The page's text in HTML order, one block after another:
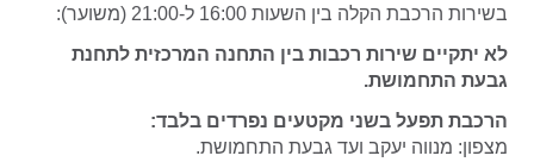
בשירות הרכבת הקלה בין השעות 16:00 ל-21:00 (משוער):
לא יתקיים שירות רכבות בין התחנה המרכזית לתחנת
גבעת התחמושת.
הרכבת תפעל בשני מקטעים נפרדים בלבד:
מצפון: מנווה יעקב ועד גבעת התחמושת.